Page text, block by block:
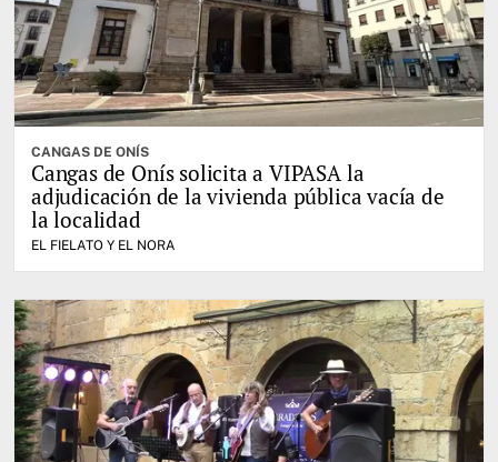
CANGAS DE ONÍS
Cangas de Onís solicita a VIPASA la
adjudicación de la vivienda pública vacía de
la localidad
EL FIELATO Y EL NORA